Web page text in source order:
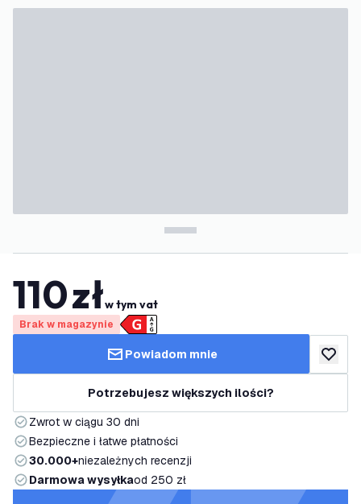
110złw tym vat
Brak w magazynie
Powiadom mnie dodaj
Potrzebujesz większych ilości?
Zwrot w ciągu 30 dni
Bezpieczne i łatwe płatności
30.000+niezależnych recenzji
Darmowa wysyłkaod 250 zł